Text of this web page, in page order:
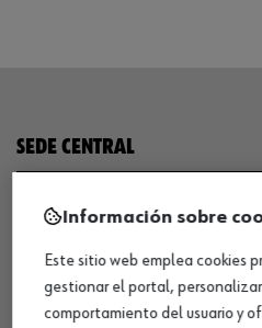
SEDE CENTRAL
CENTRO LOGÍSTICO / MUSEO
SOBRE WÜRTH
Información sobre
Este sitio web emplea cookies
gestionar el portal,
comportamiento del usuario y